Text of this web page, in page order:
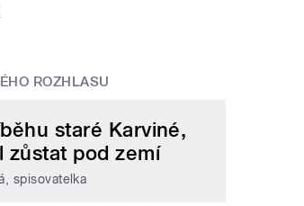
ROZHLASU
staré Karviné,
zůstat pod zemí
spisovatelka